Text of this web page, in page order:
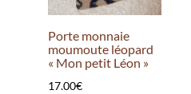
Porte monnaie
moumoute léopard
« Mon petit Léon »
17.00€